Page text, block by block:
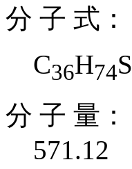
分 子 式：
C36H74S
分 子 量：
571.12